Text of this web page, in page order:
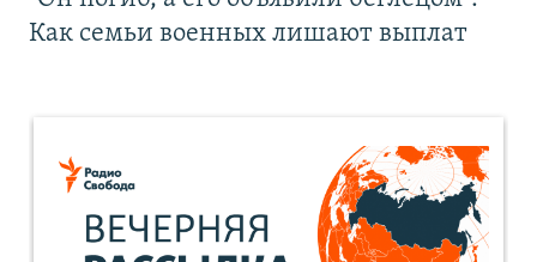
Как семьи военных лишают выплат